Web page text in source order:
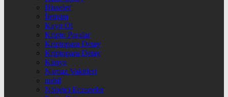
Hisseler
İletişim
Kayıt Ol
Kripto Paralar
Kriptopara Detay
Kriptopara Detay
Künye
Namaz Vakitleri
nnbil
Nöbetçi Eczaneler